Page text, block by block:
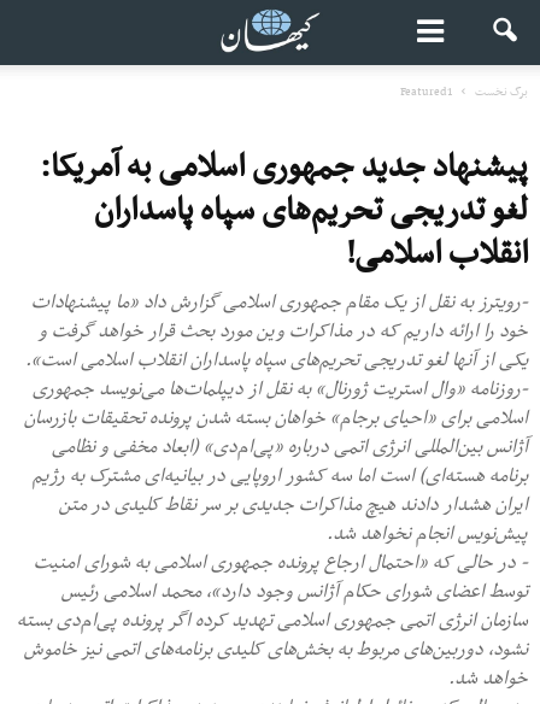
برگ نخست Featured1
پیشنهاد جدید جمهوری اسلامی به آمریکا:
لغو تدریجی تحریم‌های سپاه پاسداران
انقلاب اسلامی!
-رویترز به نقل از یک مقام جمهوری اسلامی گزارش داد «ما پیشنهادات
خود را ارائه داریم که در مذاکرات وین مورد بحث قرار خواهد گرفت و
یکی از آنها لغو تدریجی تحریم‌های سپاه پاسداران انقلاب اسلامی است».
-روزنامه «وال استریت ژورنال» به‌ نقل از دیپلمات‌ها می‌نویسد جمهوری
اسلامی برای «احیای برجام» خواهان بسته شدن پرونده تحقیقات بازرسان
آژانس بین‌المللی انرژی اتمی درباره «پی‌ام‌دی» (ابعاد مخفی و نظامی
برنامه‌ هسته‌ای) است اما سه کشور اروپایی در بیانیه‌ای مشترک به رژیم
ایران هشدار دادند هیچ مذاکرات جدیدی بر سر نقاط کلیدی در متن
پیش‌نویس انجام نخواهد شد.
- در حالی که «احتمال ارجاع پرونده جمهوری اسلامی به شورای امنیت
توسط اعضای شورای حکام آژانس وجود دارد»، محمد اسلامی رئیس
سازمان انرژی اتمی جمهوری اسلامی تهدید کرده اگر پرونده پی‌ام‌دی بسته
نشود، دوربین‌های مربوط به بخش‌های کلیدی برنامه‌های اتمی نیز خاموش
خواهد شد.